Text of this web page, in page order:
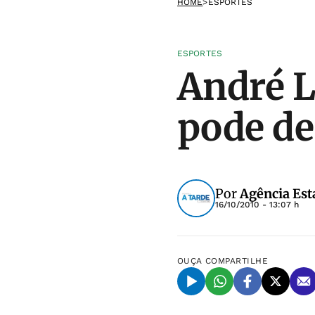
HOME> ESPORTES
ESPORTES
André
pode
PorAgência
16/10/2010 - 13:07 h
OUÇA COMPARTILHE